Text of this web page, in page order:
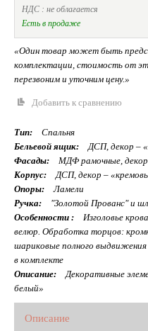
НДС : не облагается
Есть в продаже
«Один товар может быть
комплектации, стоимость от
перезвоним и уточним цену.»
Добавить к сравнению
Тип:
Спальня
Бельевой ящик:
ДСП, декор –
Фасады:
МДФ рамочные,
Корпус:
ДСП, декор –
Опоры:
Ламели
Ручка:
"Золотой Прованс" и
Особенности :
Изголовье
велюр. Обработка торцов:
шариковые полного
в комплекте
Описание:
Декоративные
белый»
Описание